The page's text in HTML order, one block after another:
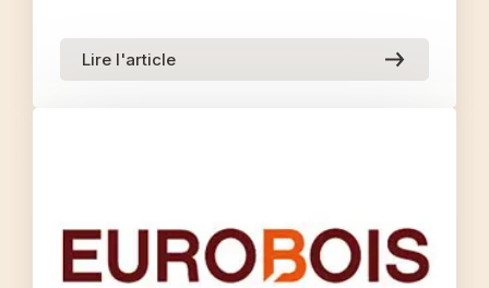
Lire l'article